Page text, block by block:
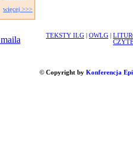
więcej >>>
TEKSTY ILG
OWLG
© Copyright by Konferencja